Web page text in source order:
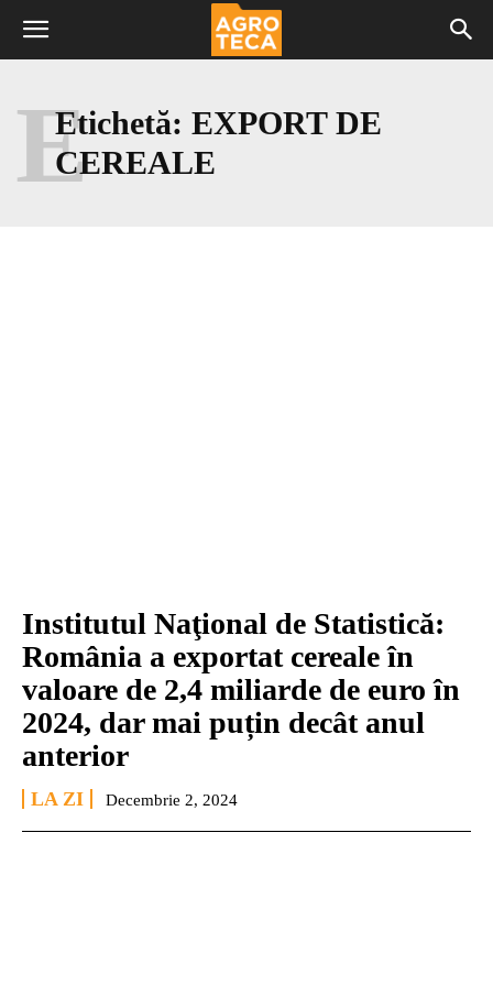
Etichetă: EXPORT DE
CEREALE
E
Institutul Naţional de Statistică:
România a exportat cereale în
valoare de 2,4 miliarde de euro în
2024, dar mai puțin decât anul
anterior
LA ZI Decembrie 2, 2024